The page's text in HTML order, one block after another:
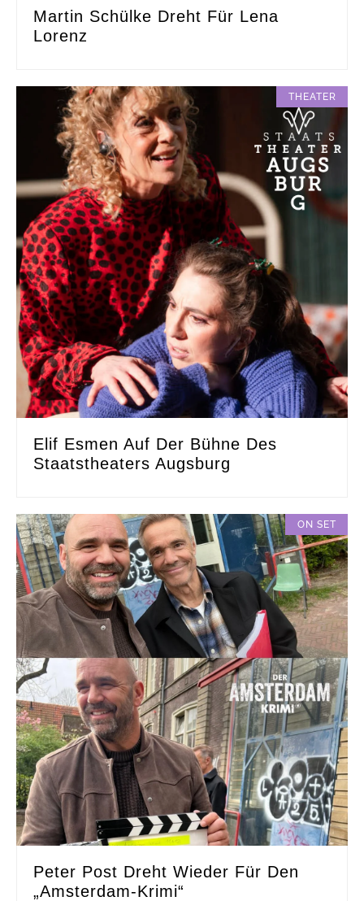
Martin Schülke Dreht Für Lena
Lorenz
THEATER
Elif Esmen Auf Der Bühne Des
Staatstheaters Augsburg
ON SET
Peter Post Dreht Wieder Für Den
„Amsterdam-Krimi“